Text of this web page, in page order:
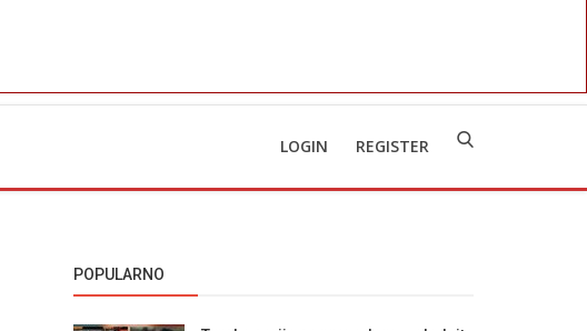
LOGIN REGISTER
POPULARNO